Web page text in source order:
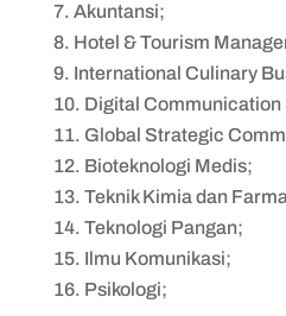
Akuntansi;
Hotel & Tourism
International Culinary
Digital Communication
Global Strategic
Bioteknologi Medis;
Teknik Kimia dan
Teknologi Pangan;
Ilmu Komunikasi;
Psikologi;